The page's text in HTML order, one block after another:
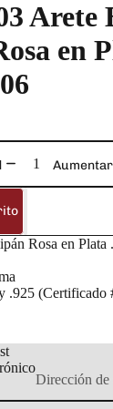
Arete
en
Rosa en Plata
.925 (Certificado